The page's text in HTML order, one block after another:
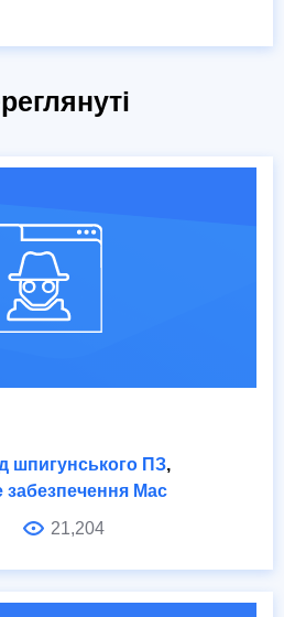
шпигунського ПЗ,
Mac
21,204